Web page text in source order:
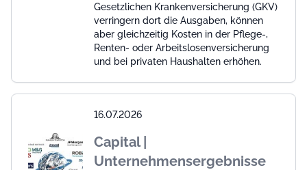
Gesetzlichen Krankenversicherung (GKV)
verringern dort die Ausgaben, können
aber gleichzeitig Kosten in der Pflege-,
Renten- oder Arbeitslosenversicherung
und bei privaten Haushalten erhöhen.
16.07.2026
Capital |
Unternehmensergebnisse